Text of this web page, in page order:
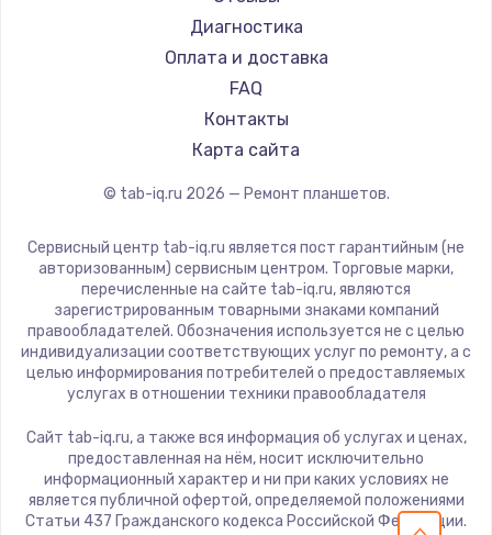
Philips
Dell
HP
Getac
ZTE
CHUWI
Диагностика
Оплата и доставка
FAQ
Контакты
Карта сайта
© tab-iq.ru 2026 — Ремонт планшетов.
Сервисный центр tab-iq.ru является пост гарантийным (не
авторизованным) сервисным центром. Торговые марки,
перечисленные на сайте tab-iq.ru, являются
зарегистрированным товарными знаками компаний
правообладателей. Обозначения используется не с целью
индивидуализации соответствующих услуг по ремонту, а с
целью информирования потребителей о предоставляемых
услугах в отношении техники правообладателя
Сайт tab-iq.ru, а также вся информация об услугах и ценах,
предоставленная на нём, носит исключительно
информационный характер и ни при каких условиях не
является публичной офертой, определяемой положениями
Статьи 437 Гражданского кодекса Российской Федерации.